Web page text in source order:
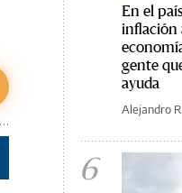
En el
inflación
gente
ayuda
Alejandro
6